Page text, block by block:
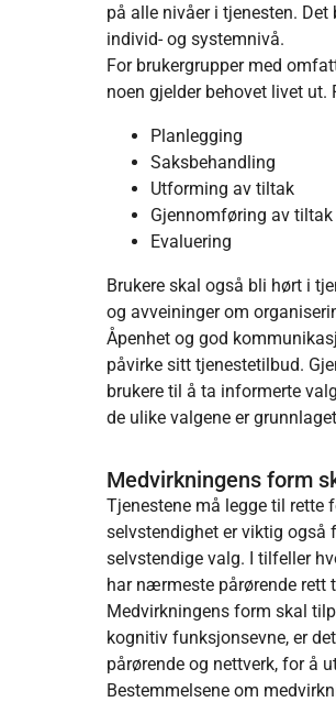
på alle nivåer i tjenesten.
individ- og systemnivå.
For brukergrupper med
noen gjelder behovet livet
Planlegging
Saksbehandling
Utforming av tiltak
Gjennomføring av tiltak
Evaluering
Brukere skal også bli hørt i
og avveininger om
Åpenhet og god
påvirke sitt tjenestetilbud.
brukere til å ta informerte
de ulike valgene er
Medvirkningens form
Tjenestene må legge til rette
selvstendighet er viktig også
selvstendige valg. I tilfeller
har nærmeste pårørende rett
Medvirkningens form skal
kognitiv funksjonsevne, er
pårørende og nettverk, for å
Bestemmelsene om